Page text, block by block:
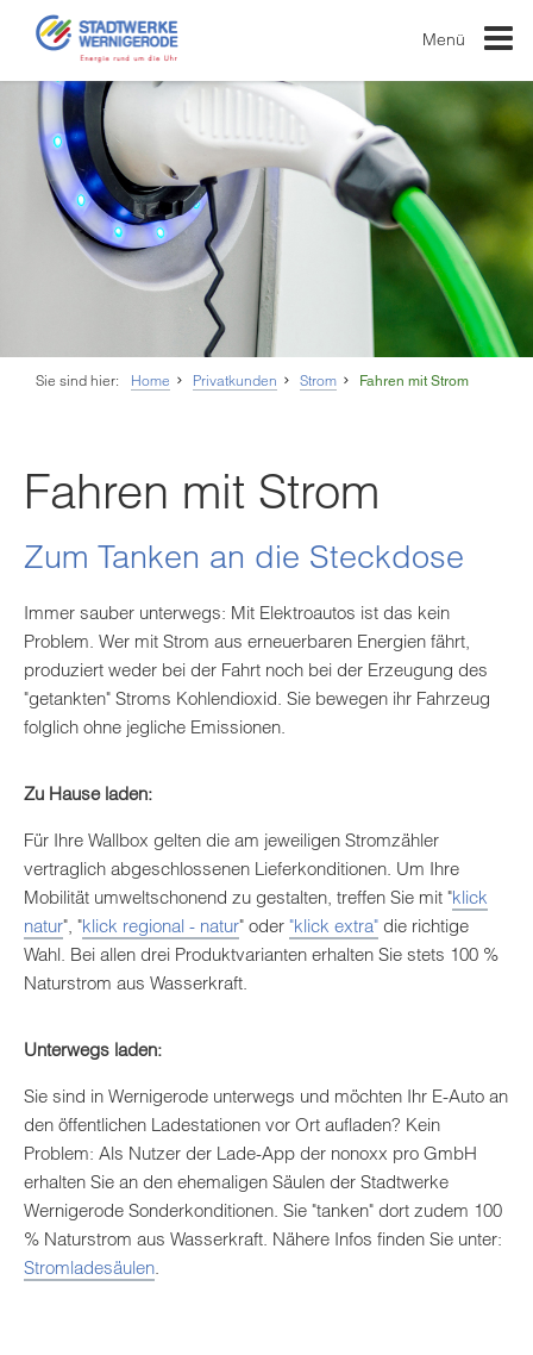
Menü
Sie sind hier: Home Privatkunden Strom Fahren mit Strom
Fahren mit Strom
Zum Tanken an die Steckdose
Immer sauber unterwegs: Mit Elektroautos ist das kein
Problem. Wer mit Strom aus erneuerbaren Energien fährt,
produziert weder bei der Fahrt noch bei der Erzeugung des
"getankten" Stroms Kohlendioxid. Sie bewegen ihr Fahrzeug
folglich ohne jegliche Emissionen.
Zu Hause laden:
Für Ihre Wallbox gelten die am jeweiligen Stromzähler
vertraglich abgeschlossenen Lieferkonditionen. Um Ihre
Mobilität umweltschonend zu gestalten, treffen Sie mit "klick
natur", "klick regional - natur" oder "klick extra" die richtige
Wahl. Bei allen drei Produktvarianten erhalten Sie stets 100 %
Naturstrom aus Wasserkraft.
Unterwegs laden:
Sie sind in Wernigerode unterwegs und möchten Ihr E-Auto an
den öffentlichen Ladestationen vor Ort aufladen? Kein
Problem: Als Nutzer der Lade-App der nonoxx pro GmbH
erhalten Sie an den ehemaligen Säulen der Stadtwerke
Wernigerode Sonderkonditionen. Sie "tanken" dort zudem 100
% Naturstrom aus Wasserkraft. Nähere Infos finden Sie unter:
Stromladesäulen.